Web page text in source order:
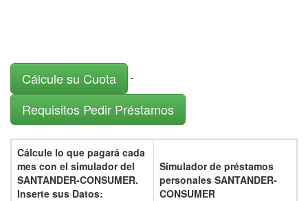
Cálcule su Cuota -
Requisitos Pedir Préstamos
Cálcule lo que pagará cada
mes con el simulador del
SANTANDER-CONSUMER.
Inserte sus Datos:
Simulador de préstamos
personales SANTANDER-
CONSUMER